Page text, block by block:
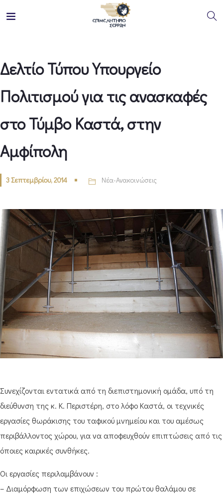
Δελτίο Τύπου Υπουργείο
Πολιτισμού για τις ανασκαφές
στο Τύμβο Καστά, στην
Αμφίπολη
3 Σεπτεμβρίου, 2014 Νέα-Ανακοινώσεις
Συνεχίζονται εντατικά από τη διεπιστημονική ομάδα, υπό τη
διεύθυνση της κ. Κ. Περιστέρη, στο λόφο Καστά, οι τεχνικές
εργασίες θωράκισης του ταφικού μνημείου και του αμέσως
περιβάλλοντος χώρου, για να αποφευχθούν επιπτώσεις από τις
όποιες καιρικές συνθήκες.
Οι εργασίες περιλαμβάνουν :
– Διαμόρφωση των επιχώσεων του πρώτου θαλάμου σε